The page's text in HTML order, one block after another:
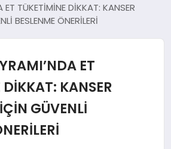
ET TÜKETİMİNE DİKKAT: KANSER
BESLENME ÖNERİLERİ
ET
KANSER
GÜVENLİ